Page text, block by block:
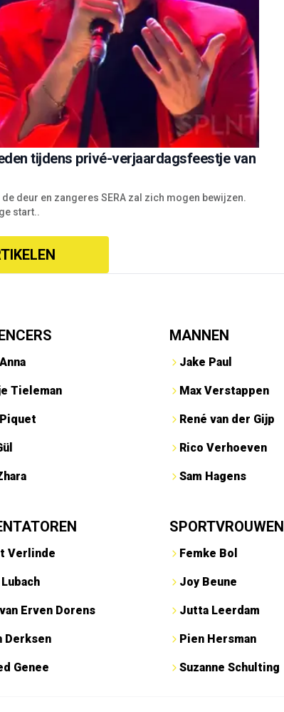
tijdens privé-verjaardagsfeestje van
deur en zangeres SERA zal zich mogen bewijzen.
start..
Tieleman
MANNEN
Jake Paul
Max Verstappen
René van der Gijp
Rico Verhoeven
Sam Hagens
Verlinde
Erven Dorens
Derksen
Genee
SPORTVROUWEN
Femke Bol
Joy Beune
Jutta Leerdam
Pien Hersman
Suzanne Schulting